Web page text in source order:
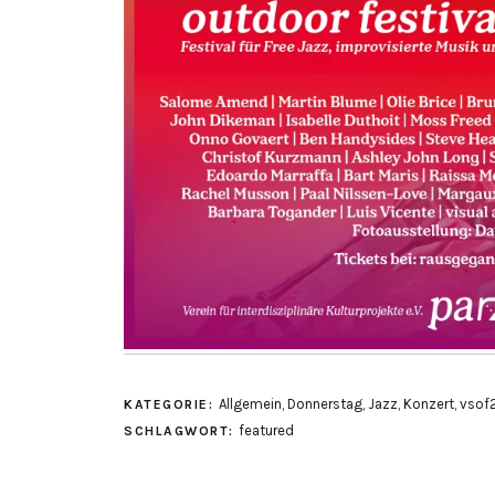
KATEGORIE: Allgemein, Donnerstag, Jazz, Konzert,
SCHLAGWORT: featured